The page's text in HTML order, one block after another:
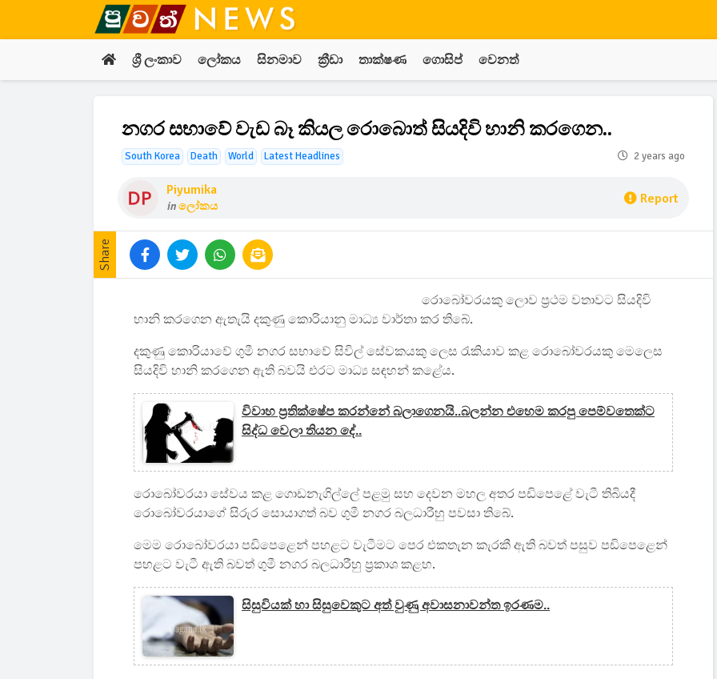
ශ්‍රී ලංකාව ලෝකය සිනමාව ක්‍රීඩා තාක්ෂණ ගොසිප් වෙනත්
නගර සභාවේ වැඩ බෑ කියල රොබොත් සියදිවි හානි කරගෙන..
South Korea Death World Latest Headlines 2 years ago
Piyumika
inලෝකය Report
Share
රොබෝවරයකු ලොව ප්‍රථම වතාවට සියදිවි
හානි කරගෙන ඇතැයි දකුණු කොරියානු මාධ්‍ය වාර්තා කර තිබේ.
දකුණු කොරියාවේ ගුමී නගර සභාවේ සිවිල් සේවකයකු ලෙස රැකියාව කළ රොබෝවරයකු මෙලෙස
සියදිවි හානි කරගෙන ඇති බවයි එරට මාධ්‍ය සඳහන් කළේය.
විවාහ ප්‍රතික්ෂේප කරන්නේ බලාගෙනයි..බලන්න එහෙම කරපු පෙම්වතෙක්ට
සිද්ධ වෙලා තියන දේ..
රොබෝවරයා සේවය කළ ගොඩනැගිල්ලේ පළමු සහ දෙවන මහල අතර පඩිපෙළේ වැටී තිබියදී
රොබෝවරයාගේ සිරුර සොයාගත් බව ගුමී නගර බලධාරීහු පවසා තිබේ.
මෙම රොබෝවරයා පඩිපෙළෙන් පහළට වැටීමට පෙර එකතැන කැරකී ඇති බවත් පසුව පඩිපෙළෙන්
පහළට වැටී ඇති බවත් ගුමී නගර බලධාරීහු ප්‍රකාශ කළහ.
සිසුවියක් හා සිසුවෙකුට අත් වුණු අවාසනාවන්ත ඉරණම..